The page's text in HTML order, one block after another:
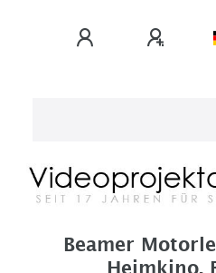
Beamer
Heimkino,